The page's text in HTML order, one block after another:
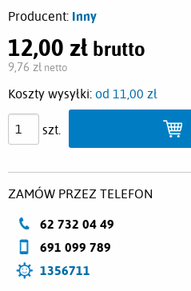
Producent: Inny
Cena:
12,00 zł brutto
9,76 zł netto
Koszty wysyłki: od 11,00 zł
szt.
ZAMÓW PRZEZ TELEFON
62 732 04 49
691 099 789
1356711